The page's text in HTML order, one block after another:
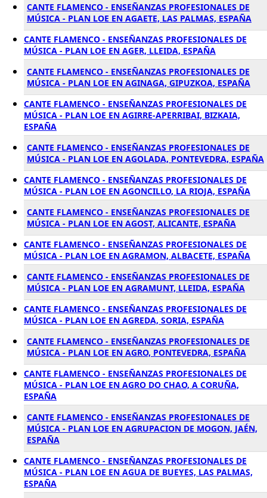
CANTE FLAMENCO - ENSEÑANZAS PROFESIONALES DE
MÚSICA - PLAN LOE EN AGAETE, LAS PALMAS, ESPAÑA
CANTE FLAMENCO - ENSEÑANZAS PROFESIONALES DE
MÚSICA - PLAN LOE EN AGER, LLEIDA, ESPAÑA
CANTE FLAMENCO - ENSEÑANZAS PROFESIONALES DE
MÚSICA - PLAN LOE EN AGINAGA, GIPUZKOA, ESPAÑA
CANTE FLAMENCO - ENSEÑANZAS PROFESIONALES DE
MÚSICA - PLAN LOE EN AGIRRE-APERRIBAI, BIZKAIA,
ESPAÑA
CANTE FLAMENCO - ENSEÑANZAS PROFESIONALES DE
MÚSICA - PLAN LOE EN AGOLADA, PONTEVEDRA, ESPAÑA
CANTE FLAMENCO - ENSEÑANZAS PROFESIONALES DE
MÚSICA - PLAN LOE EN AGONCILLO, LA RIOJA, ESPAÑA
CANTE FLAMENCO - ENSEÑANZAS PROFESIONALES DE
MÚSICA - PLAN LOE EN AGOST, ALICANTE, ESPAÑA
CANTE FLAMENCO - ENSEÑANZAS PROFESIONALES DE
MÚSICA - PLAN LOE EN AGRAMON, ALBACETE, ESPAÑA
CANTE FLAMENCO - ENSEÑANZAS PROFESIONALES DE
MÚSICA - PLAN LOE EN AGRAMUNT, LLEIDA, ESPAÑA
CANTE FLAMENCO - ENSEÑANZAS PROFESIONALES DE
MÚSICA - PLAN LOE EN AGREDA, SORIA, ESPAÑA
CANTE FLAMENCO - ENSEÑANZAS PROFESIONALES DE
MÚSICA - PLAN LOE EN AGRO, PONTEVEDRA, ESPAÑA
CANTE FLAMENCO - ENSEÑANZAS PROFESIONALES DE
MÚSICA - PLAN LOE EN AGRO DO CHAO, A CORUÑA,
ESPAÑA
CANTE FLAMENCO - ENSEÑANZAS PROFESIONALES DE
MÚSICA - PLAN LOE EN AGRUPACION DE MOGON, JAÉN,
ESPAÑA
CANTE FLAMENCO - ENSEÑANZAS PROFESIONALES DE
MÚSICA - PLAN LOE EN AGUA DE BUEYES, LAS PALMAS,
ESPAÑA